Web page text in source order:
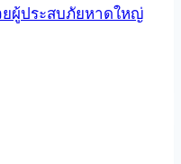
ผู้ประสบภัยหาดใหญ่